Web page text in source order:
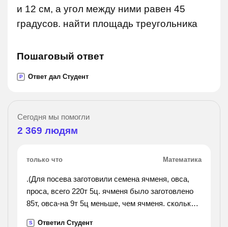
и 12 см, а угол между ними равен 45
градусов. найти площадь треугольника
Пошаговый ответ
P Ответ дал Студент
Сегодня мы помогли
2 369 людям
только что Математика
.(Для посева заготовили семена ячменя, овса,
проса, всего 220т 5ц. ячменя было заготовлено
85т, овса-на 9т 5ц меньше, чем ячменя. сколько
S Ответил Студент